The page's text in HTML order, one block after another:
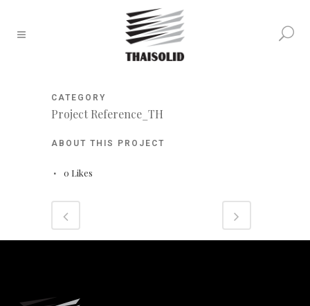
CATEGORY
Project Reference_TH
ABOUT THIS PROJECT
0 Likes